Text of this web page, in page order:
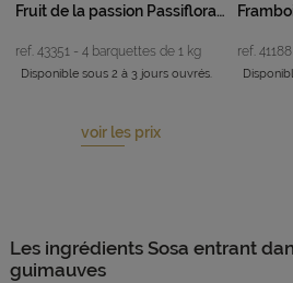
Fruit de la passion Passiflora Edulis Flavicarpa en purée 1 kg
ref. 43351 - 4 barquettes de 1 kg
Disponible sous 2 à 3 jours ouvrés.
voir les prix
ref.
Les ingrédients Sosa entrant
guimauves